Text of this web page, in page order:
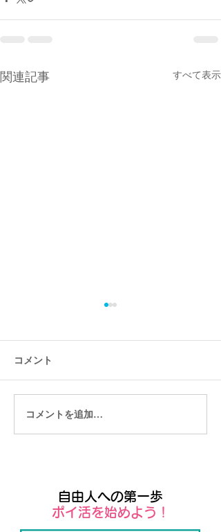
関連記事 すべて表示
ユーザー向けのモバイル
アプリSpaces by Wix
コメント
コメントを追加…
自由人への第一歩
​ポイ活を始めよう！